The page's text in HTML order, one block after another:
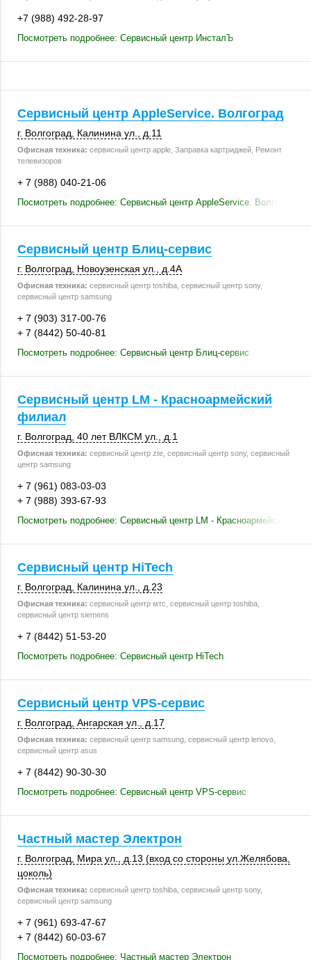
+7 (988) 492-28-97
Посмотреть подробнее: Сервисный центр ИнсталЪ
Сервисный центр AppleService. Волгоград
г. Волгоград Калинина ул. д.11
Офисная техника: сервисный центр apple, Заправка картриджей, Ремонт
телевизоров
+ 7 (988) 040-21-06
Посмотреть подробнее: Сервисный центр AppleService. Волгоград
Сервисный центр Блиц-сервис
г. Волгоград Новоузенская ул. д.4А
Офисная техника: сервисный центр toshiba, сервисный центр sony,
сервисный центр samsung
+ 7 (903) 317-00-76
+ 7 (8442) 50-40-81
Посмотреть подробнее: Сервисный центр Блиц-сервис
Сервисный центр LM - Красноармейский
филиал
г. Волгоград 40 лет ВЛКСМ ул. д.1
Офисная техника: сервисный центр zte, сервисный центр sony, сервисный
центр samsung
+ 7 (961) 083-03-03
+ 7 (988) 393-67-93
Посмотреть подробнее: Сервисный центр LM - Красноармейский
Сервисный центр HiTech
г. Волгоград Калинина ул. д.23
Офисная техника: сервисный центр мтс, сервисный центр toshiba,
сервисный центр siemens
+ 7 (8442) 51-53-20
Посмотреть подробнее: Сервисный центр HiTech
Сервисный центр VPS-сервис
г. Волгоград Ангарская ул. д.17
Офисная техника: сервисный центр samsung, сервисный центр lenovo,
сервисный центр asus
+ 7 (8442) 90-30-30
Посмотреть подробнее: Сервисный центр VPS-сервис
Частный мастер Электрон
г. Волгоград Мира ул.
, д.13 (вход со стороны ул.Желябова,
цоколь)
Офисная техника: сервисный центр toshiba, сервисный центр sony,
сервисный центр samsung
+ 7 (961) 693-47-67
+ 7 (8442) 60-03-67
Посмотреть подробнее: Частный мастер Электрон